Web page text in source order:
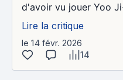
d'avoir vu jouer Yoo
Lire la critique
le 14 févr. 2026
14